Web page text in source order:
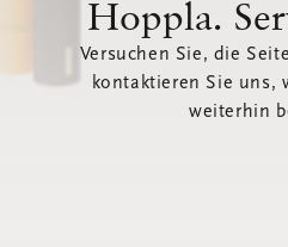
Hoppla.
Versuchen Sie, die
kontaktieren Sie uns,
weiterhin